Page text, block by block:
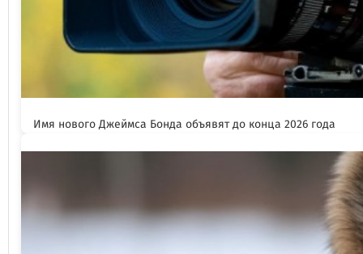
Имя нового Джеймса Бонда объявят до конца 2026 года